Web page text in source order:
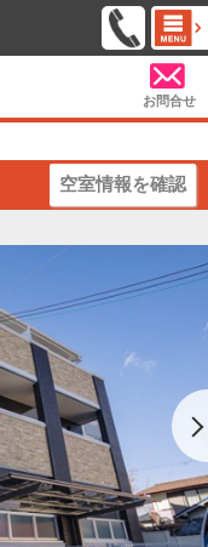
お問合せ
空室情報を確認